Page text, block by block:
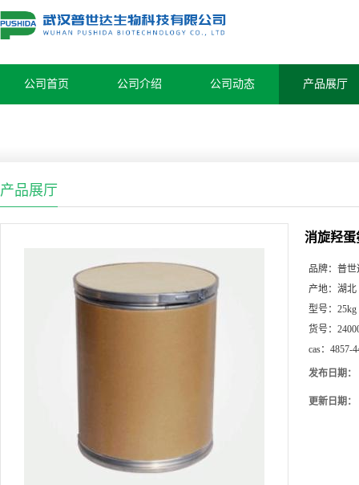
公司首页 公司介绍 公司动态 产品展厅
产品展厅
消旋羟蛋
品牌： 普世
产地： 湖北
型号： 25kg
货号：
cas： 4857-
发布日期：
更新日期：